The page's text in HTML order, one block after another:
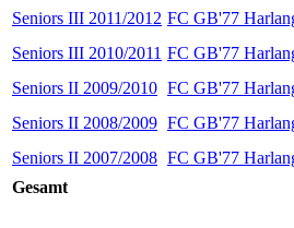
Seniors III 2011/2012 FC GB'77
Seniors III 2010/2011 FC GB'77
Seniors II 2009/2010 FC GB'77
Seniors II 2008/2009 FC GB'77
Seniors II 2007/2008 FC GB'77
Gesamt